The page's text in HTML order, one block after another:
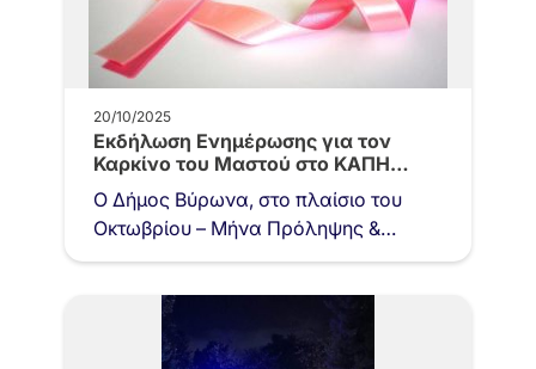
20/10/2025
Εκδήλωση Ενημέρωσης για τον
Καρκίνο του Μαστού στο ΚΑΠΗ
Αγίας…
Ο Δήμος Βύρωνα, στο πλαίσιο του
Οκτωβρίου – Μήνα Πρόληψης &
Ενημέρωσης για τον Καρκίνο του